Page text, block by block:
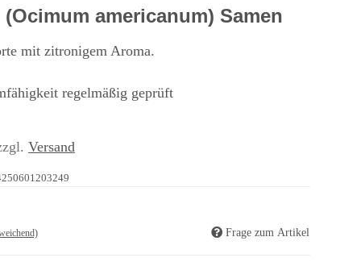
americanum) Samen
mit zitronigem Aroma.
regelmäßig geprüft
Versand
Frage zum Artikel